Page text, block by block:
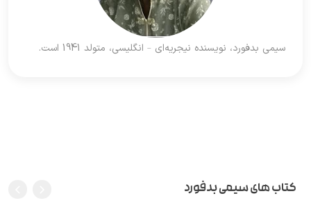
سیمی بدفورد، نویسنده نیجریه‌ای – انگلیسی، متولد 1941 است.
کتاب های سیمی بدفورد